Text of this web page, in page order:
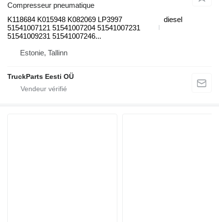
Compresseur pneumatique
K118684 K015948 K082069 LP3997
51541007121 51541007204 51541007231
51541009231 51541007246...
diesel
Estonie, Tallinn
TruckParts Eesti OÜ